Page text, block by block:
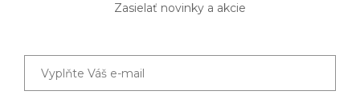
Zasielať novinky a akcie